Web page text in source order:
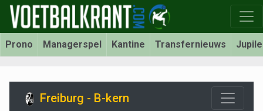
Prono Managerspel Kantine Transfernieuws
Freiburg - B-kern